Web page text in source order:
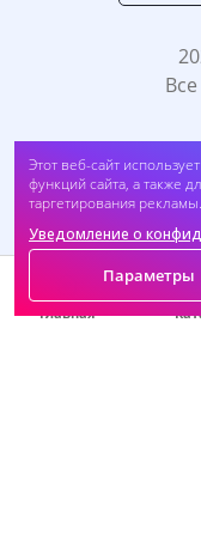
Этот веб-сайт
функций сайта, а также
таргетирования рекламы.
Уведомление о
Параметры
Главная